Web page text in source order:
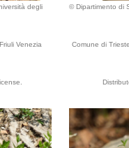
degli
Venezia
© Dipartimento di
Comune di